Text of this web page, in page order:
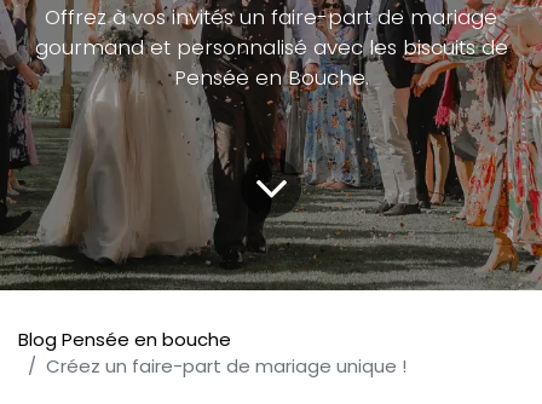
Offrez à vos invités un faire-part de mariage
gourmand et personnalisé avec les biscuits de
Pensée en Bouche.
Blog Pensée en bouche
Créez un faire-part de mariage unique !